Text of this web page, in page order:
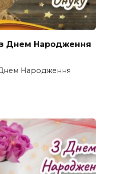
з Днем Народження
Народження